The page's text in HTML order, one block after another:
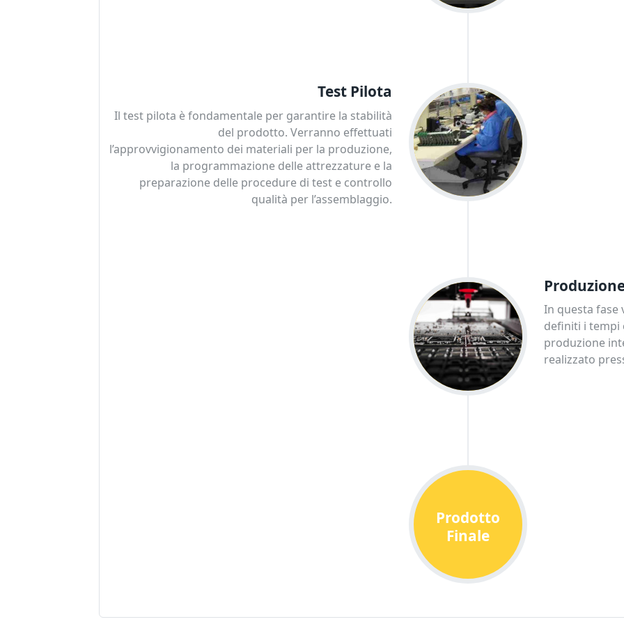
Test Pilota
Il test pilota è fondamentale per garantire la stabilità
del prodotto. Verranno effettuati
l’approvvigionamento dei materiali per la produzione,
la programmazione delle attrezzature e la
preparazione delle procedure di test e controllo
qualità per l’assemblaggio.
In questa fase
definiti i tempi
produzione
realizzato
Prodotto
Finale